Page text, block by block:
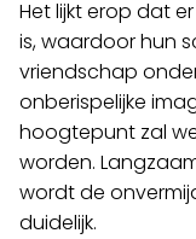
Het lijkt erop dat
is, waardoor hun
vriendschap
onberispelijke
hoogtepunt zal
worden.
wordt de
duidelijk.